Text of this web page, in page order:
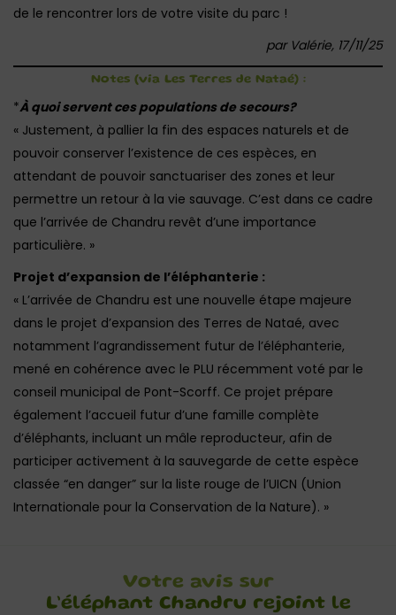
de le rencontrer lors de votre visite du parc !
par Valérie, 17/11/25
Notes (via Les Terres de Nataé) :
*À quoi servent ces populations de secours?
« Justement, à pallier la fin des espaces naturels et de
pouvoir conserver l’existence de ces espèces, en
attendant de pouvoir sanctuariser des zones et leur
permettre un retour à la vie sauvage. C’est dans ce cadre
que l’arrivée de Chandru revêt d’une importance
particulière. »
Projet d’expansion de l’éléphanterie :
« L’arrivée de Chandru est une nouvelle étape majeure
dans le projet d’expansion des Terres de Nataé, avec
notamment l’agrandissement futur de l’éléphanterie,
mené en cohérence avec le PLU récemment voté par le
conseil municipal de Pont-Scorff. Ce projet prépare
également l’accueil futur d’une famille complète
d’éléphants, incluant un mâle reproducteur, afin de
participer activement à la sauvegarde de cette espèce
classée “en danger” sur la liste rouge de l’UICN (Union
Internationale pour la Conservation de la Nature). »
Votre avis sur
L’éléphant Chandru rejoint le